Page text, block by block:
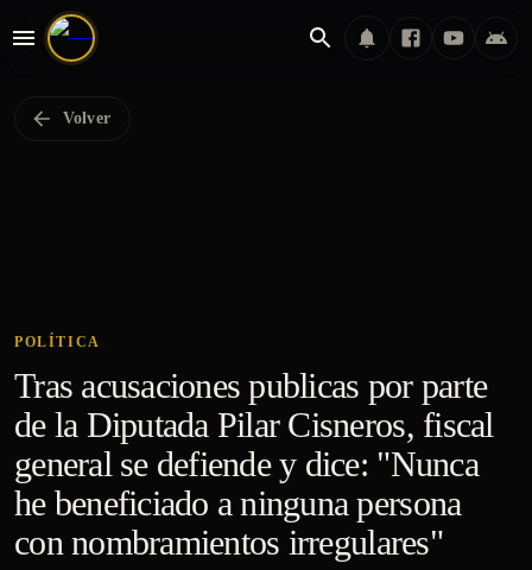
Volver
POLÍTICA
Tras acusaciones publicas por parte
de la Diputada Pilar Cisneros, fiscal
general se defiende y dice: "Nunca
he beneficiado a ninguna persona
con nombramientos irregulares"